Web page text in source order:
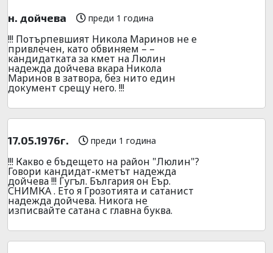
н. дойчева преди 1 година
!!! Потърпевшият Никола Маринов не е
привлечен, като обвиняем – –
кандидатката за кмет на Люлин
надежда дойчева вкара Никола
Маринов в затвора, без нито един
документ срещу него. !!!
17.05.1976г. преди 1 година
!!! Какво е бъдещето на район "Люлин"?
Говори кандидат-кметът надежда
дойчева !!! Гугъл. България он Еър.
СНИМКА . Ето я Грозотията и сатанист
надежда дойчева. Никога не
изписвайте сатана с главна буква.